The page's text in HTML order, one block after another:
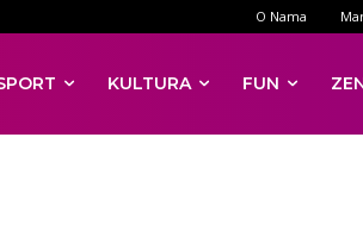
O Nama
KULTURA FUN